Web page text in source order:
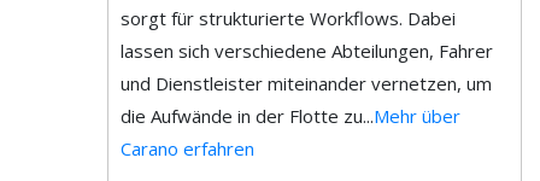
sorgt für strukturierte Workflows. Dabei
lassen sich verschiedene Abteilungen, Fahrer
und Dienstleister miteinander vernetzen, um
die Aufwände in der Flotte zu...Mehr über
Carano erfahren